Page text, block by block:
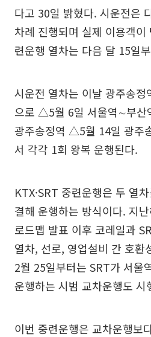
다고 30일 밝혔다. 시운전은
차례 진행되며 실제 이용객
련운행 열차는 다음 달 15일
시운전 열차는 이날 광주송
으로 △5월 6일 서울역∼부
광주송정역 △5월 14일 광주
서 각각 1회 왕복 운행된다.
KTX·SRT 중련운행은 두 열
결해 운행하는 방식이다. 지
로드맵 발표 이후 코레일과
열차, 선로, 영업설비 간 호환
2월 25일부터는 SRT가 서울
운행하는 시범 교차운행도 시
이번 중련운행은 교차운행보